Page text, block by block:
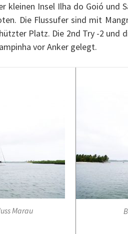
kleinen Insel Ilha do Goió und
Die Flussufer sind mit
Platz. Die 2nd Try -2 und
vor Anker gelegt.
Marau